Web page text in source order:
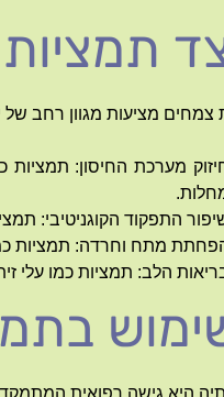
צמחים מציעות מגוון רחב של
מערכת החיסון: תמציות
התפקוד הקוגניטיבי:
מתח וחרדה: תמציות
הלב: תמציות כמו עלי